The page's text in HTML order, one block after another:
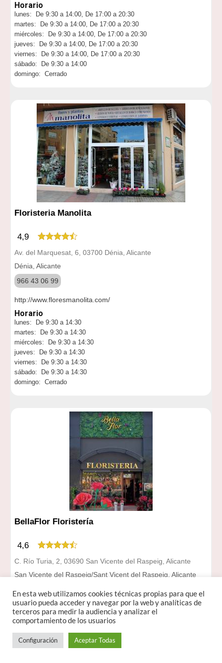
Horario
lunes: De 9:30 a 14:00, De 17:00 a 20:30
martes: De 9:30 a 14:00, De 17:00 a 20:30
miércoles: De 9:30 a 14:00, De 17:00 a 20:30
jueves: De 9:30 a 14:00, De 17:00 a 20:30
viernes: De 9:30 a 14:00, De 17:00 a 20:30
sábado: De 9:30 a 14:00
domingo: Cerrado
Floristeria Manolita
4,9
Av. del Marquesat, 6, 03700 Dénia, Alicante
Dénia, Alicante
966 43 06 99
http://www.floresmanolita.com/
Horario
lunes: De 9:30 a 14:30
martes: De 9:30 a 14:30
miércoles: De 9:30 a 14:30
jueves: De 9:30 a 14:30
viernes: De 9:30 a 14:30
sábado: De 9:30 a 14:30
domingo: Cerrado
BellaFlor Floristería
4,6
C. Río Turia, 2, 03690 San Vicente del Raspeig, Alicante
San Vicente del Raspeig/Sant Vicent del Raspeig, Alicante
657 18 68 46
Horario
lunes: De 9:45 a 14:00
martes: De 9:45 a 14:00, De 17:30 a 20:00
miércoles: De 9:45 a 14:00, De 17:30 a 20:00
jueves: De 9:45 a 14:00, De 17:30 a 20:00
En esta web utilizamos cookies técnicas propias para que el
usuario pueda acceder y navegar por la web y analíticas de
terceros para medir la audiencia y analizar el
comportamiento de los usuarios
Configuración Aceptar Todas